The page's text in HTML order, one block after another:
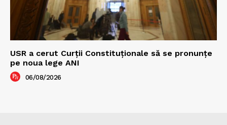
USR a cerut Curții Constituționale să se pronunțe
pe noua lege ANI
06/08/2026